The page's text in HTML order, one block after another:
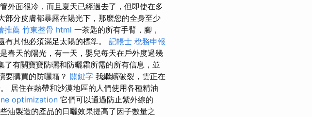
外面很冷，而且夏天已經過去了，但即使在多
部分皮膚都暴露在陽光下，那麼您的全身至少
推薦 竹東整骨 html 一茶匙的所有手臂，腳，
有其他必須滿足太陽的標準。 記帳士 稅務申報
春天的陽光，有一天，嬰兒每天在戶外度過幾
了有關寶寶防曬和防曬霜所需的所有信息，並
要購買的防曬霜？ 關鍵字 我繼續破裂，雲正在
居住在熱帶和沙漠地區的人們使用各種精油
optimization 它們可以通過防止紫外線的
油製造的產品的日曬效果提高了因子數量之